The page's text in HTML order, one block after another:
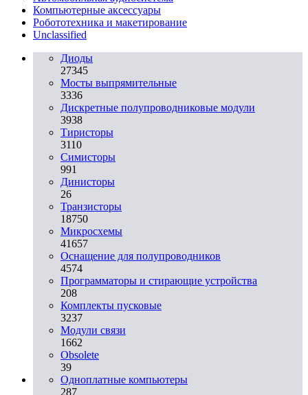
Компьютерные аксессуары
Робототехника и макетирование
Unclassified
Диоды
27345
Мосты выпрямительные
3336
Дискретные полупроводниковые модули
3938
Тиристоры
3110
Симисторы
991
Динисторы
26
Транзисторы
18750
Микросхемы
41657
Оснащение для полупроводников
4574
Программаторы и стирающие устройства
208
Комплекты пусковые
3237
Модули связи
1662
Obsolete
39
Одноплатные компьютеры
287